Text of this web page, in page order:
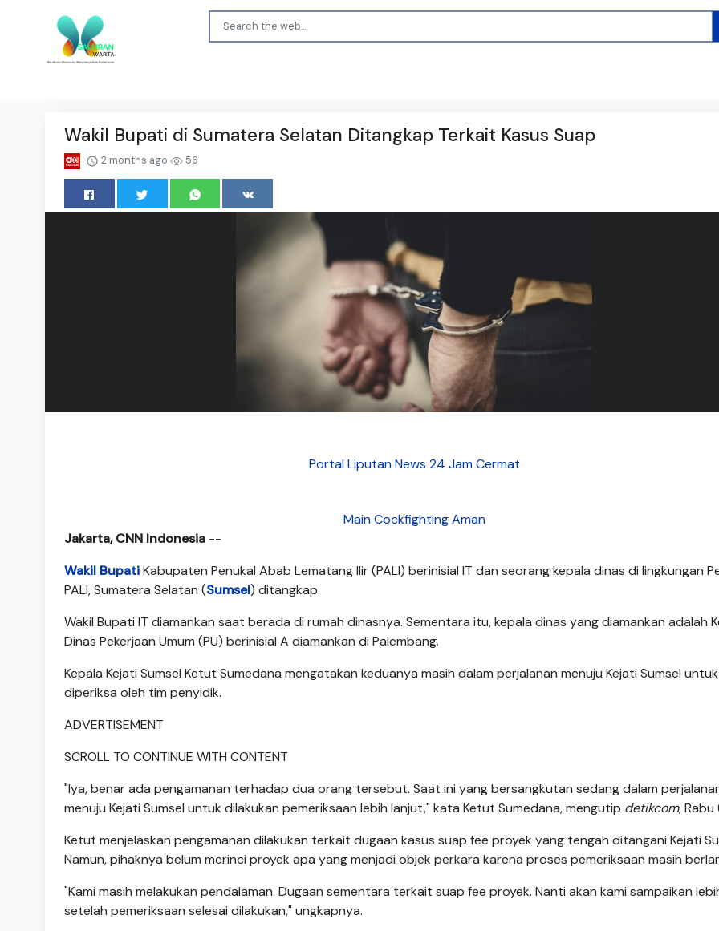
Wakil Bupati di Sumatera Selatan Ditangkap Terkait Kasus Suap
2 months ago 56
Portal Liputan News 24 Jam Cermat
Main Cockfighting Aman
Jakarta, CNN Indonesia --
Wakil BupatiKabupaten Penukal Abab Lematang Ilir (PALI) berinisial IT dan seorang kepala dinas di lingkungan
PALI, Sumatera Selatan (Sumsel) ditangkap.
Wakil Bupati IT diamankan saat berada di rumah dinasnya. Sementara itu, kepala dinas yang diamankan adalah
Dinas Pekerjaan Umum (PU) berinisial A diamankan di Palembang.
Kepala Kejati Sumsel Ketut Sumedana mengatakan keduanya masih dalam perjalanan menuju Kejati Sumsel untuk
diperiksa oleh tim penyidik.
ADVERTISEMENT
SCROLL TO CONTINUE WITH CONTENT
"Iya, benar ada pengamanan terhadap dua orang tersebut. Saat ini yang bersangkutan sedang dalam
menuju Kejati Sumsel untuk dilakukan pemeriksaan lebih lanjut," kata Ketut Sumedana, mengutip detikcom, Rabu
Ketut menjelaskan pengamanan dilakukan terkait dugaan kasus suap fee proyek yang tengah ditangani Kejati
Namun, pihaknya belum merinci proyek apa yang menjadi objek perkara karena proses pemeriksaan masih
"Kami masih melakukan pendalaman. Dugaan sementara terkait suap fee proyek. Nanti akan kami sampaikan
setelah pemeriksaan selesai dilakukan," ungkapnya.